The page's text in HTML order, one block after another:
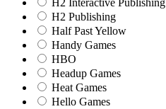
H2 Interactive Publishing
H2 Publishing
Half Past Yellow
Handy Games
HBO
Headup Games
Heat Games
Hello Games